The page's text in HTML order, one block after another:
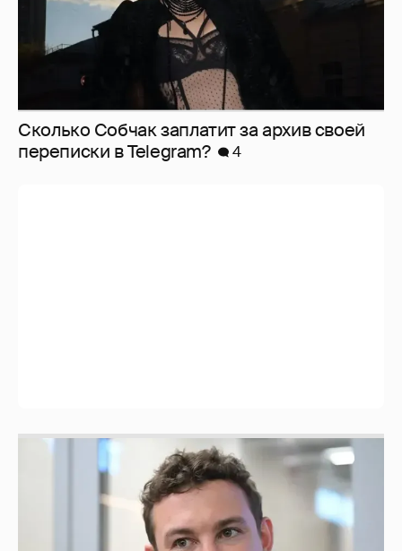
Сколько Собчак заплатит за архив своей
перeписки в Telegram?
4
Никита Кологривый высказался насчёт